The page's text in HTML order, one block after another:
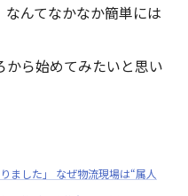
んてなかなか簡単には
から始めてみたいと思い
ました」 なぜ物流現場は“属人